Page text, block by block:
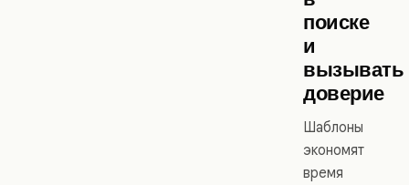
поиске
и
вызывать
доверие
Шаблоны
экономят
время